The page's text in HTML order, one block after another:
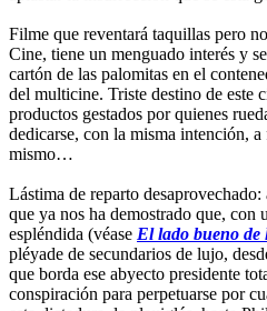
Filme que reventará taquillas pero
Cine, tiene un menguado interés y
cartón de las palomitas en el
del multicine. Triste destino de este
productos gestados por quienes
dedicarse, con la misma intención,
mismo…
Lástima de reparto
que ya nos ha demostrado que, con
espléndida (véase El lado bueno de
pléyade de secundarios de lujo,
que borda ese abyecto presidente
conspiración para perpetuarse por